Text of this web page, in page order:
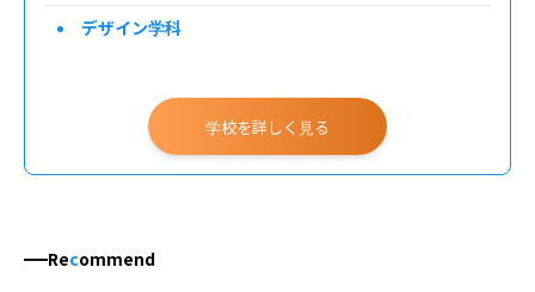
デザイン学科
学校を詳しく見る
Recommend